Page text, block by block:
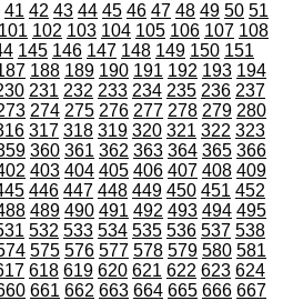
41 42 43 44 45 46 47 48 49 50 51
101 102 103 104 105 106 107 108
145 146 147 148 149 150 151
188 189 190 191 192 193 194
231 232 233 234 235 236 237
274 275 276 277 278 279 280
317 318 319 320 321 322 323
360 361 362 363 364 365 366
403 404 405 406 407 408 409
446 447 448 449 450 451 452
489 490 491 492 493 494 495
532 533 534 535 536 537 538
575 576 577 578 579 580 581
618 619 620 621 622 623 624
661 662 663 664 665 666 667